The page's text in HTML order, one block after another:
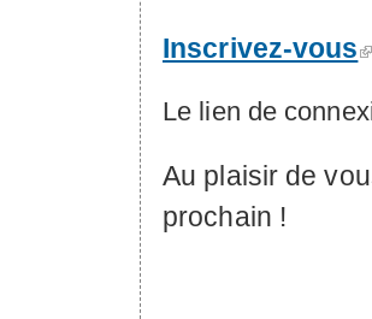
Inscrivez-vous
Le lien de
Au plaisir de
prochain !